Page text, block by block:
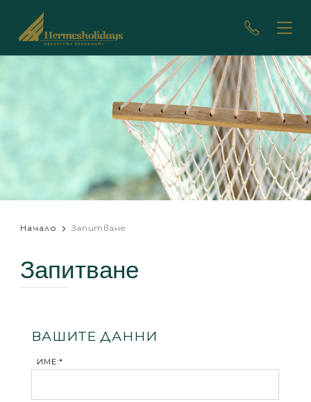
Начало Запитване
Запитване
ВАШИТЕ ДАННИ
ИМЕ:*